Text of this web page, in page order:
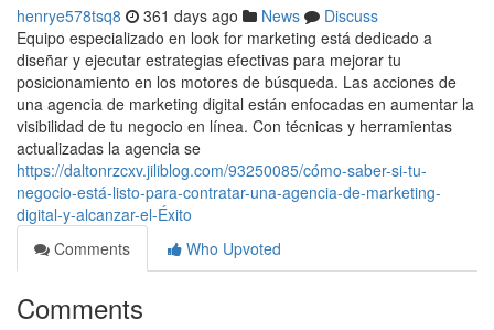
henrye578tsq8 361 days ago News
Discuss
Equipo especializado en look for marketing está dedicado a
diseñar y ejecutar estrategias efectivas para mejorar tu
posicionamiento en los motores de búsqueda. Las acciones de
una agencia de marketing digital están enfocadas en aumentar la
visibilidad de tu negocio en línea. Con técnicas y herramientas
actualizadas la agencia se
https://daltonrzcxv.jiliblog.com/93250085/cómo-saber-si-tu-
negocio-está-listo-para-contratar-una-agencia-de-marketing-
digital-y-alcanzar-el-Éxito
Comments
Who Upvoted
Comments